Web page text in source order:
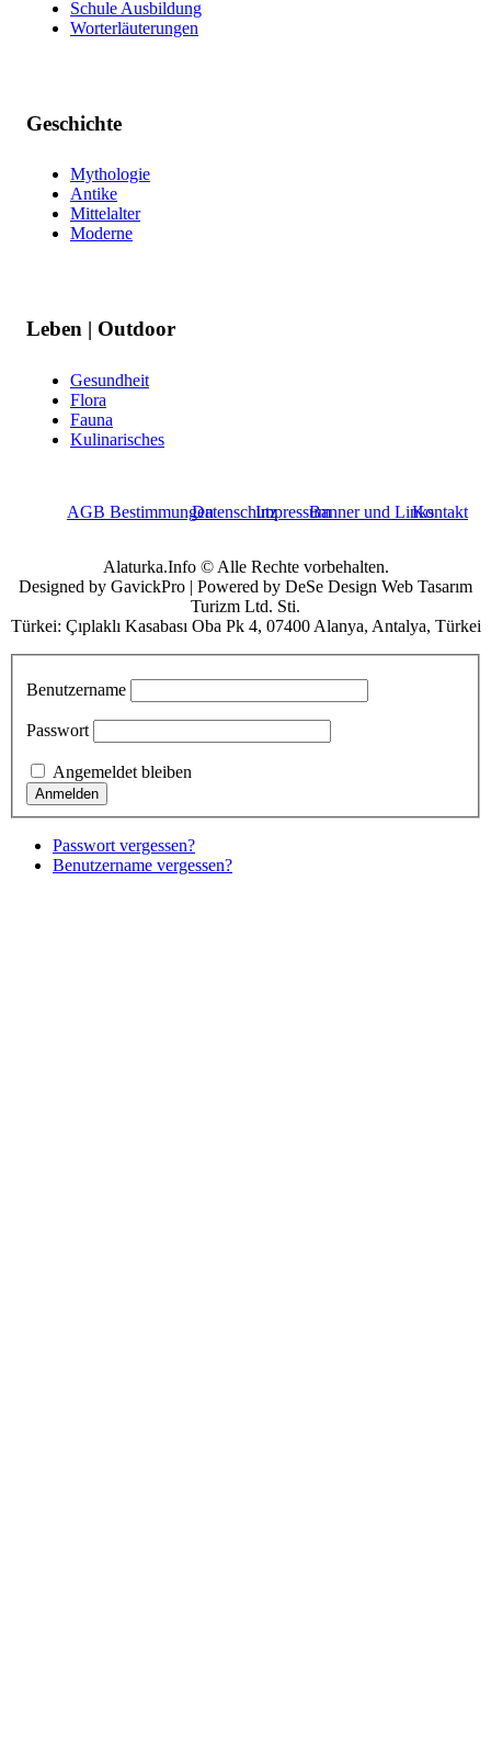
Schule Ausbildung
Worterläuterungen
Geschichte
Mythologie
Antike
Mittelalter
Moderne
Leben | Outdoor
Gesundheit
Flora
Fauna
Kulinarisches
AGB BestimmungenDatenschutzImpressumBanner und LinksKontakt
Alaturka.Info © Alle Rechte vorbehalten.
Designed by GavickPro | Powered by DeSe Design Web Tasarım
Turizm Ltd. Sti.
Türkei: Çıplaklı Kasabası Oba Pk 4, 07400 Alanya, Antalya, Türkei
Benutzername
Passwort
Angemeldet bleiben
Passwort vergessen?
Benutzername vergessen?